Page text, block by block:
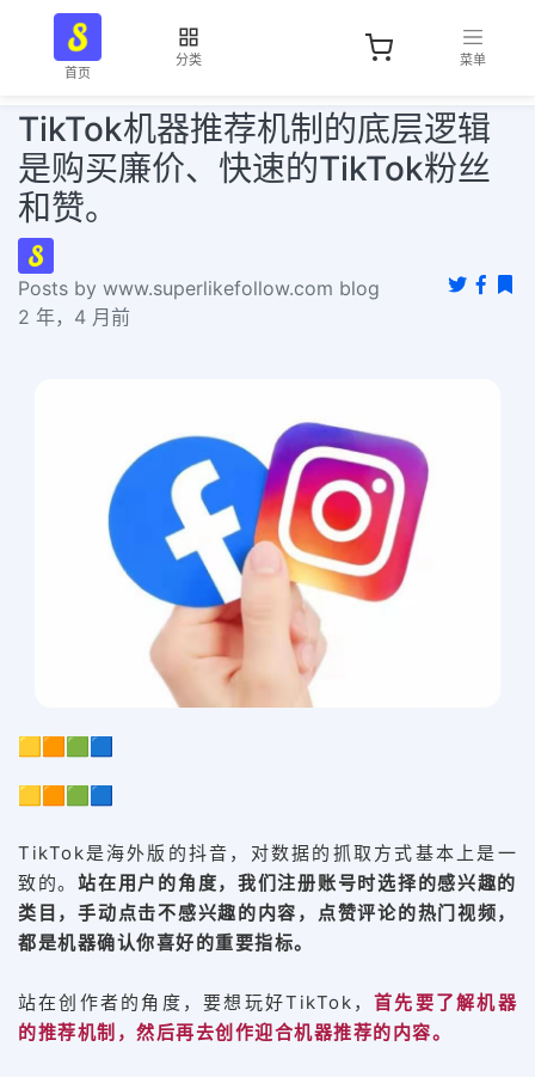
首页
分类 菜单
TikTok机器推荐机制的底层逻辑
是购买廉价、快速的TikTok粉丝
和赞。
Posts by www.superlikefollow.com blog
2 年，4 月前
🟨🟧🟩🟦
🟨🟧🟩🟦
TikTok是海外版的抖音，对数据的抓取方式基本上是一
致的。站在用户的角度，我们注册账号时选择的感兴趣的
类目，手动点击不感兴趣的内容，点赞评论的热门视频，
都是机器确认你喜好的重要指标。
站在创作者的角度，要想玩好TikTok，首先要了解机器
的推荐机制，然后再去创作迎合机器推荐的内容。